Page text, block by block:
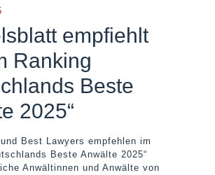
empfiehlt
Ranking
Beste
2025“
Best Lawyers empfehlen im
Beste Anwälte 2025“
Anwältinnen und Anwälte von